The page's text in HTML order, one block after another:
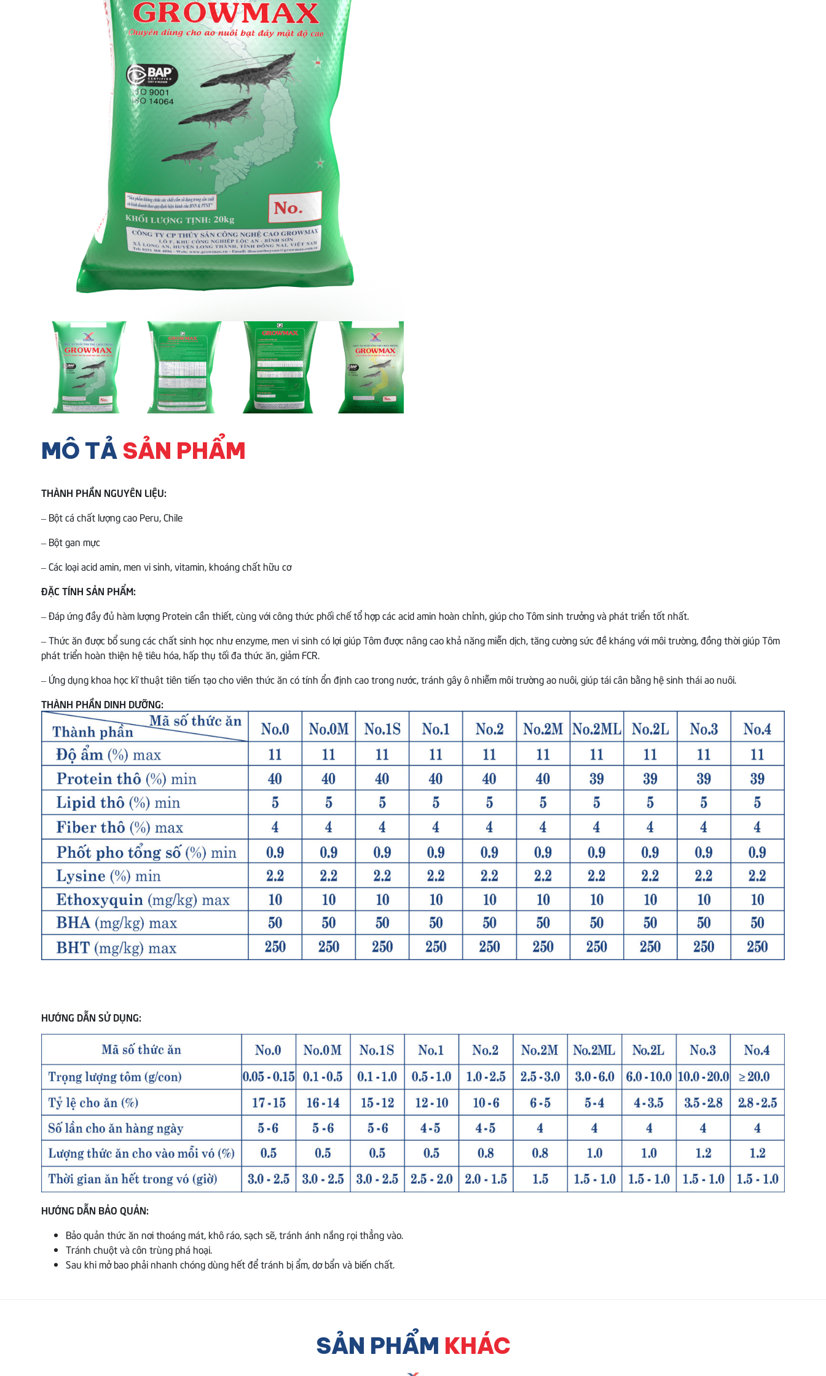
MÔ TẢSẢN PHẨM
THÀNH PHẦN NGUYÊN LIỆU:
– Bột cá chất lượng cao Peru, Chile
– Bột gan mực
– Các loại acid amin, men vi sinh, vitamin, khoáng chất hữu cơ
ĐẶC TÍNH SẢN PHẨM:
– Đáp ứng đầy đủ hàm lượng Protein cần thiết, cùng với công thức phối chế tổ hợp các acid amin hoàn chỉnh, giúp cho Tôm sinh trưởng và phát triển tốt nhất.
– Thức ăn được bổ sung các chất sinh học như enzyme, men vi sinh có lợi giúp Tôm được nâng cao khả năng miễn dịch, tăng cường sức đề kháng với môi trường, đồng thời giúp Tôm
phát triển hoàn thiện hệ tiêu hóa, hấp thụ tối đa thức ăn, giảm FCR.
– Ứng dụng khoa học kĩ thuật tiên tiến tạo cho viên thức ăn có tính ổn định cao trong nước, tránh gây ô nhiễm môi trường ao nuôi, giúp tái cân bằng hệ sinh thái ao nuôi.
THÀNH PHẦN DINH DƯỠNG:
HƯỚNG DẪN SỬ DỤNG:
HƯỚNG DẪN BẢO QUẢN:
Bảo quản thức ăn nơi thoáng mát, khô ráo, sạch sẽ, tránh ánh nắng rọi thẳng vào.
Tránh chuột và côn trùng phá hoại.
Sau khi mở bao phải nhanh chóng dùng hết để tránh bị ẩm, dơ bẩn và biến chất.
SẢN PHẨM KHÁC